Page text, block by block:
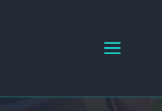
Menu